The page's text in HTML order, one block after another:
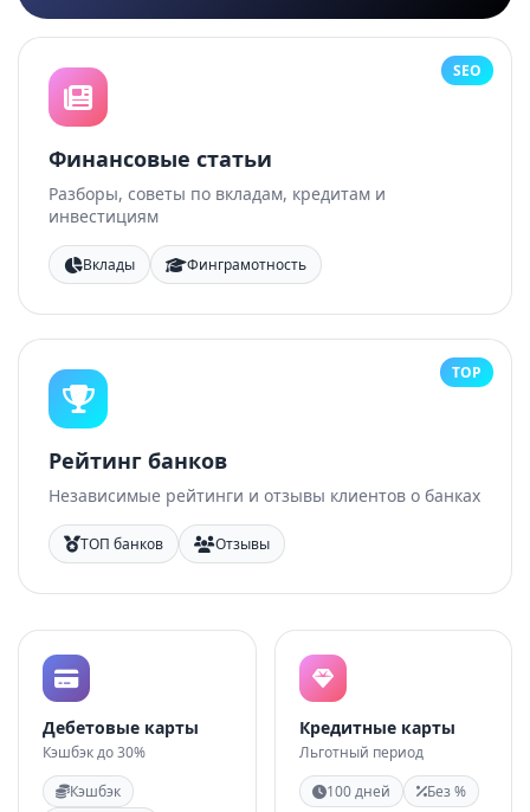
SEO
Финансовые статьи
Разборы, советы по вкладам, кредитам и
инвестициям
Вклады Финграмотность
TOP
Рейтинг банков
Независимые рейтинги и отзывы клиентов о банках
ТОП банков Отзывы
Дебетовые карты
Кэшбэк до 30%
Кэшбэк
Кредитные карты
Льготный период
100 дней
Без %